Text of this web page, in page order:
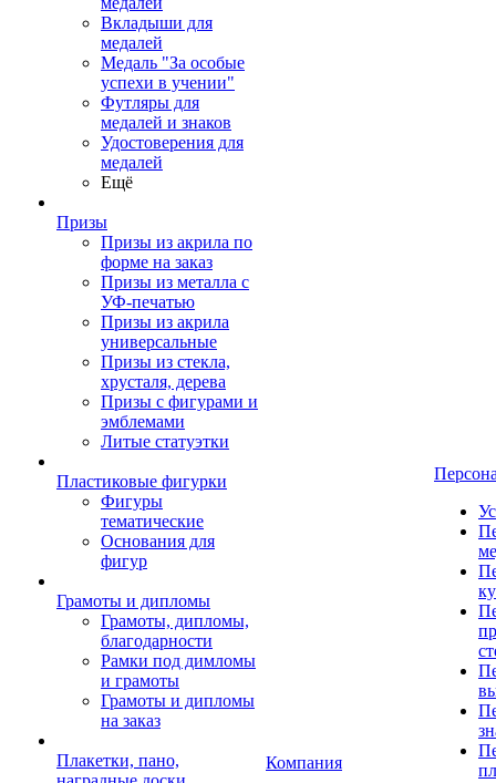
Вкладыши для
медалей
Медаль "За особые
успехи в учении"
Футляры для
медалей и знаков
Удостоверения для
медалей
Ещё
Призы
Призы из акрила по
форме на заказ
Призы из металла с
УФ-печатью
Призы из акрила
универсальные
Призы из стекла,
хрусталя, дерева
Призы с фигурами и
эмблемами
Литые статуэтки
Пластиковые фигурки
Фигуры
тематические
Основания для
фигур
Грамоты и дипломы
Грамоты, дипломы,
благодарности
Рамки под димломы
и грамоты
Грамоты и дипломы
на заказ
Плакетки, пано,
Компания